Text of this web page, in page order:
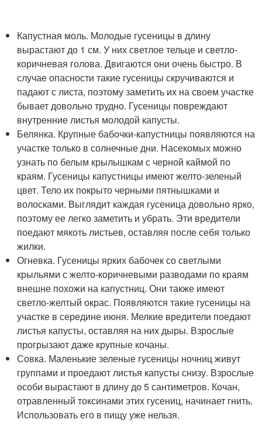
Капустная моль. Молодые гусеницы в длину
вырастают до 1 см. У них светлое тельце и светло-
коричневая голова. Двигаются они очень быстро. В
случае опасности такие гусеницы скручиваются и
падают с листа, поэтому заметить их на своем участке
бывает довольно трудно. Гусеницы повреждают
внутренние листья молодой капусты.
Белянка. Крупные бабочки-капустницы появляются на
участке только в солнечные дни. Насекомых можно
узнать по белым крылышкам с черной каймой по
краям. Гусеницы капустницы имеют желто-зеленый
цвет. Тело их покрыто черными пятнышками и
волосками. Выглядит каждая гусеница довольно ярко,
поэтому ее легко заметить и убрать. Эти вредители
поедают мякоть листьев, оставляя после себя только
жилки.
Огневка. Гусеницы ярких бабочек со светлыми
крыльями с желто-коричневыми разводами по краям
внешне похожи на капустниц. Они также имеют
светло-желтый окрас. Появляются такие гусеницы на
участке в середине июня. Мелкие вредители поедают
листья капусты, оставляя на них дыры. Взрослые
прогрызают даже крупные кочаны.
Совка. Маленькие зеленые гусеницы ночниц живут
группами и проедают листья капусты снизу. Взрослые
особи вырастают в длину до 5 сантиметров. Кочан,
отравленный токсинами этих гусениц, начинает гнить.
Использовать его в пищу уже нельзя.